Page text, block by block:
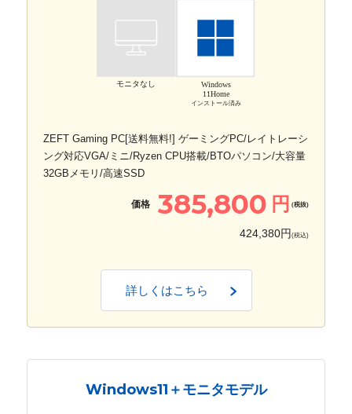
モニタなし
Windows
11Home
インストール済み
ZEFT Gaming PC[送料無料!] ゲーミングPC/レイトレーシ
ング対応VGA/ミニ/Ryzen CPU搭載/BTOパソコン/大容量
32GBメモリ/高速SSD
価格 385,800 円 (税抜)
424,380円 (税込)
詳しくはこちら
Windows11＋モニタモデル